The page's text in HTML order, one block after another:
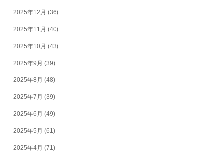
2025年12月 (36)
2025年11月 (40)
2025年10月 (43)
2025年9月 (39)
2025年8月 (48)
2025年7月 (39)
2025年6月 (49)
2025年5月 (61)
2025年4月 (71)